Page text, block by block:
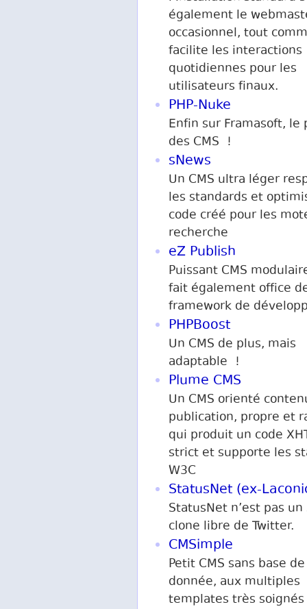
également le
occasionnel, tout
facilite les interactions
quotidiennes pour les
utilisateurs finaux.
PHP-Nuke
Enfin sur Framasoft, le
des CMS !
sNews
Un CMS ultra léger
les standards et
code créé pour les
recherche
eZ Publish
Puissant CMS
fait également office
framework de
PHPBoost
Un CMS de plus, mais
adaptable !
Plume CMS
Un CMS orienté
publication, propre et
qui produit un code
strict et supporte les
W3C
StatusNet (ex-
StatusNet n’est pas
clone libre de Twitter.
CMSimple
Petit CMS sans base de
donnée, aux multiples
templates très